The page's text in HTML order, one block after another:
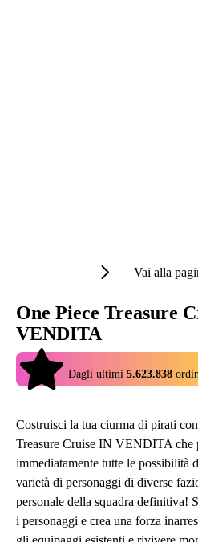
Vai alla
One Piece Treasure
VENDITA
Dagli ultimi 5.623.838
Costruisci la tua ciurma di pirati
Treasure Cruise IN VENDITA che
immediatamente tutte le possibilità
varietà di personaggi di diverse
personale della squadra definitiva!
i personaggi e crea una forza